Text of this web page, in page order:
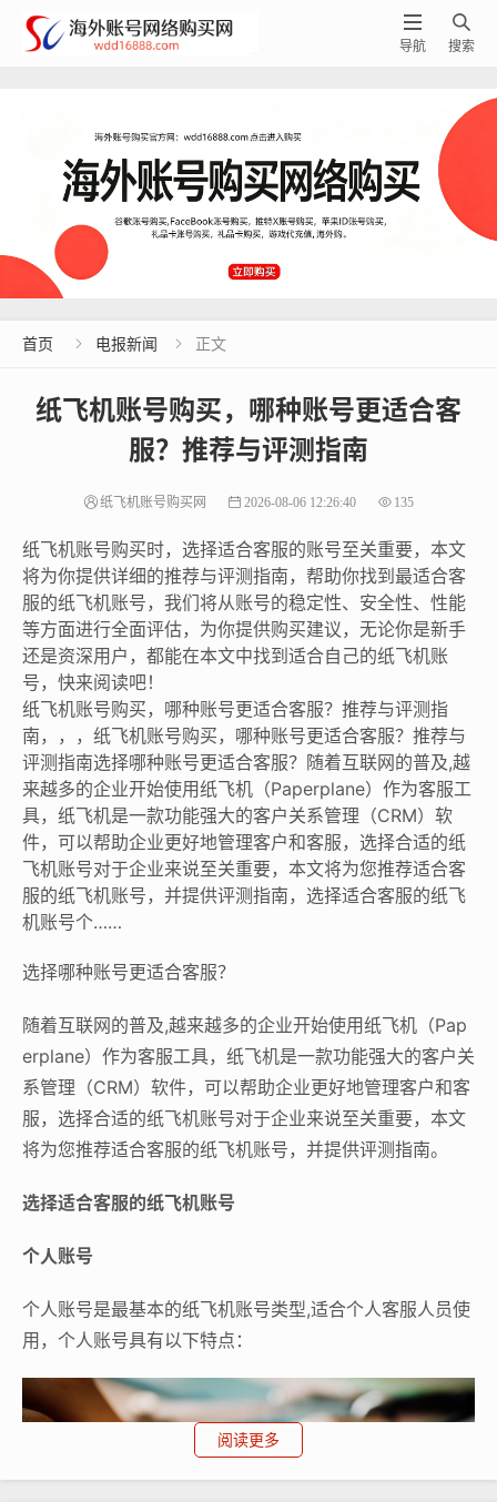

搜索

导航
首页  电报新闻  正文
纸飞机账号购买，哪种账号更适合客
服？推荐与评测指南
纸飞机账号购买网 2026-08-06 12:26:40 135
纸飞机账号购买时，选择适合客服的账号至关重要，本文
将为你提供详细的推荐与评测指南，帮助你找到最适合客
服的纸飞机账号，我们将从账号的稳定性、安全性、性能
等方面进行全面评估，为你提供购买建议，无论你是新手
还是资深用户，都能在本文中找到适合自己的纸飞机账
号，快来阅读吧！
纸飞机账号购买，哪种账号更适合客服？推荐与评测指
南，，，纸飞机账号购买，哪种账号更适合客服？推荐与
评测指南选择哪种账号更适合客服？随着互联网的普及,越
来越多的企业开始使用纸飞机（Paperplane）作为客服工
具，纸飞机是一款功能强大的客户关系管理（CRM）软
件，可以帮助企业更好地管理客户和客服，选择合适的纸
飞机账号对于企业来说至关重要，本文将为您推荐适合客
服的纸飞机账号，并提供评测指南，选择适合客服的纸飞
机账号个……
选择哪种账号更适合客服？
随着互联网的普及,越来越多的企业开始使用纸飞机（Pap
erplane）作为客服工具，纸飞机是一款功能强大的客户关
系管理（CRM）软件，可以帮助企业更好地管理客户和客
服，选择合适的纸飞机账号对于企业来说至关重要，本文
将为您推荐适合客服的纸飞机账号，并提供评测指南。
选择适合客服的纸飞机账号
个人账号
个人账号是最基本的纸飞机账号类型,适合个人客服人员使
用，个人账号具有以下特点：
阅读更多